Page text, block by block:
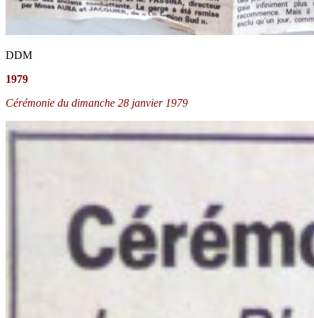
DDM
1979
Cérémonie du dimanche 28 janvier 1979